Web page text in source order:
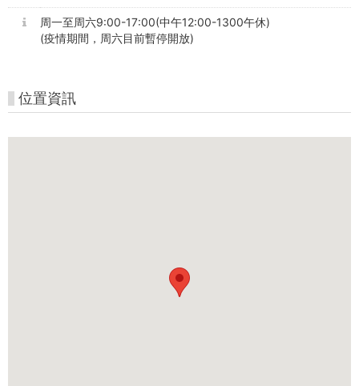
周一至周六9:00-17:00(中午12:00-1300午休)
(疫情期間，周六目前暫停開放)
位置資訊